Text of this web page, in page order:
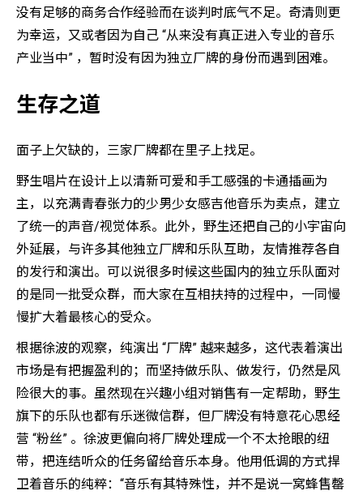
没有足够的商务合作经验而在谈判时底气不足。奇清则更
为幸运，又或者因为自己 “从来没有真正进入专业的音乐
产业当中” ，暂时没有因为独立厂牌的身份而遇到困难。
生存之道
面子上欠缺的，三家厂牌都在里子上找足。
野生唱片在设计上以清新可爱和手工感强的卡通插画为
主，以充满青春张力的少男少女感吉他音乐为卖点，建立
了统一的声音/视觉体系。此外，野生还把自己的小宇宙向
外延展，与许多其他独立厂牌和乐队互助，友情推荐各自
的发行和演出。可以说很多时候这些国内的独立乐队面对
的是同一批受众群，而大家在互相扶持的过程中，一同慢
慢扩大着最核心的受众。
根据徐波的观察，纯演出 “厂牌” 越来越多，这代表着演出
市场是有把握盈利的；而坚持做乐队、做发行，仍然是风
险很大的事。虽然现在兴趣小组对销售有一定帮助，野生
旗下的乐队也都有乐迷微信群，但厂牌没有特意花心思经
营 “粉丝” 。徐波更偏向将厂牌处理成一个不太抢眼的纽
带，把连结听众的任务留给音乐本身。他用低调的方式捍
卫着音乐的纯粹：“音乐有其特殊性，并不是说一窝蜂售罄